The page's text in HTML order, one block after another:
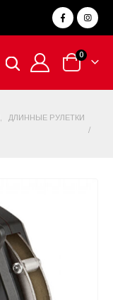
0
ДЛИННЫЕ РУЛЕТКИ